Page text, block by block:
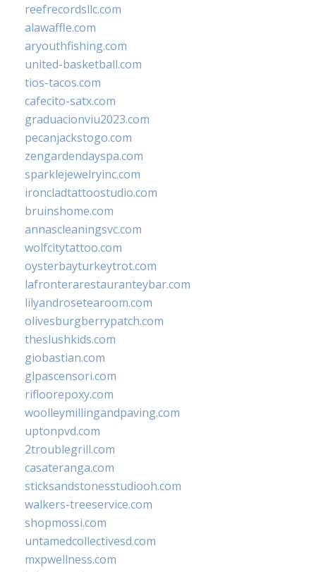
reefrecordsllc.com
alawaffle.com
aryouthfishing.com
united-basketball.com
tios-tacos.com
cafecito-satx.com
graduacionviu2023.com
pecanjackstogo.com
zengardendayspa.com
sparklejewelryinc.com
ironcladtattoostudio.com
bruinshome.com
annascleaningsvc.com
wolfcitytattoo.com
oysterbayturkeytrot.com
lafronterarestauranteybar.com
lilyandrosetearoom.com
olivesburgberrypatch.com
theslushkids.com
giobastian.com
glpascensori.com
rifloorepoxy.com
woolleymillingandpaving.com
uptonpvd.com
2troublegrill.com
casateranga.com
sticksandstonesstudiooh.com
walkers-treeservice.com
shopmossi.com
untamedcollectivesd.com
mxpwellness.com